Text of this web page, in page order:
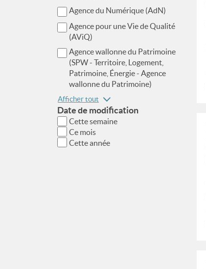
Agence du Numérique (AdN)
Agence pour une Vie de Qualité
(AViQ)
Agence wallonne du Patrimoine
(SPW - Territoire, Logement,
Patrimoine, Énergie - Agence
wallonne du Patrimoine)
Afficher tout
Date de modification
Cette semaine
Ce mois
Cette année